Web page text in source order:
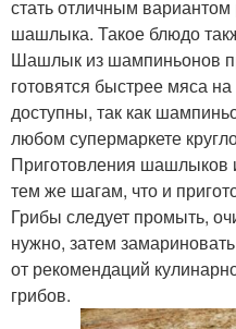
Шампиньоны на
мангале
Шампиньоны в
майонезе
Шампиньоны с
стать отличным
шашлыка. Такое блюдо
Шашлык из шампиньонов
готовятся быстрее мяса
доступны, так как
любом супермаркете
Приготовления шашлыков
тем же шагам, что и
Грибы следует промыть,
нужно, затем
от рекомендаций
грибов.